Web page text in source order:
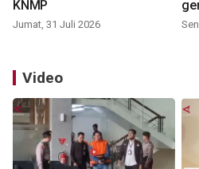
KNMP
Jumat, 31 Juli 2026
Video